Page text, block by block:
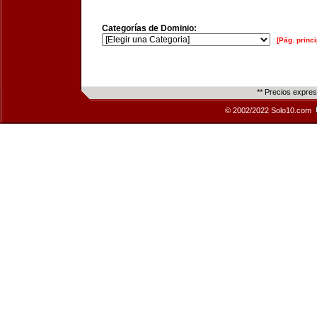
Categorías de Dominio:
[Pág.
** Precios
© 2002/2022 Solo10.com